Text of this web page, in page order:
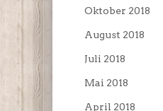
Oktober 2018
August 2018
Juli 2018
Mai 2018
April 2018